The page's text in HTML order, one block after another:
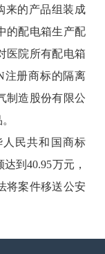
来的产品组装成
的配电箱生产配
医院所有配电箱
注册商标的隔离
制造股份有限公
民共和国商标
到40.95万元，
将案件移送公安